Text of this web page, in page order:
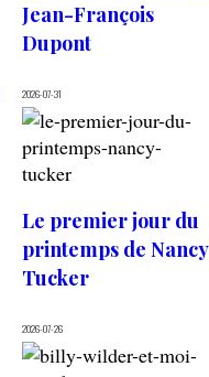
Jean-François
Dupont
2026-07-31
Le premier jour du
printemps de Nancy
Tucker
2026-07-26